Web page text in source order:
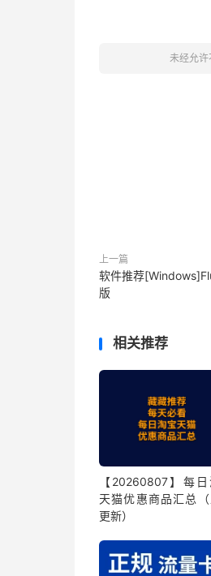
未经允许
上一篇
软件推荐
版
相关推荐
【20260807】每
天猫优惠商品汇总
更新）